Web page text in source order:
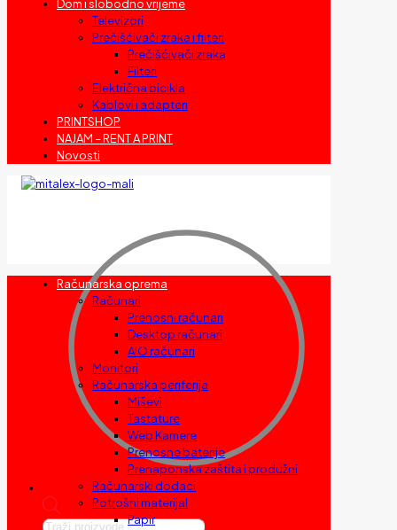
Dom i slobodno vrijeme
Televizori
Prečišćivači zraka i filteri
Prečišćivači zraka
Filteri
Električna bicikla
Kablovi i adapteri
PRINTSHOP
NAJAM – RENT A PRINT
Novosti
Products
Računarska oprema
Računari
Prenosni računari
Desktop računari
AIO računari
Monitori
Računarska periferija
Miševi
Tastature
Web Kamere
Prenosne baterije
Prenaponska zaštita i produžni
Računarski dodaci
Potrošni materijal
Papir